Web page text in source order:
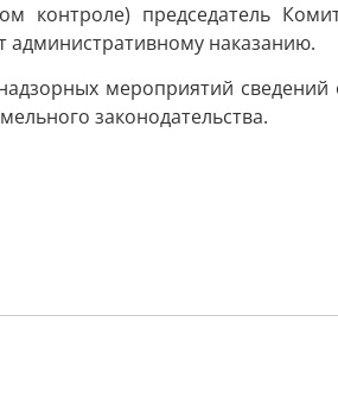
контроле) председатель
наказанию.
мероприятий сведений
законодательства.